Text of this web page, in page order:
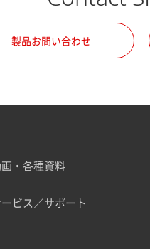
製品お問い合わせ
・各種資料
ビス／サポート